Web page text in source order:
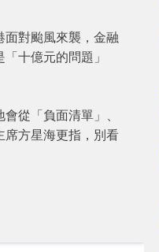
對颱風來襲，金融
十億元的問題」
從「負面清單」、
席方星海更指，別看